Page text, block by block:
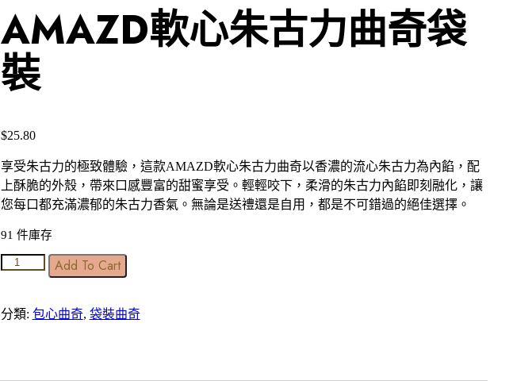
AMAZD軟心朱古力曲奇袋
裝
$25.80
享受朱古力的極致體驗，這款AMAZD軟心朱古力曲奇以香濃的流心朱古力為內餡，配
上酥脆的外殼，帶來口感豐富的甜蜜享受。輕輕咬下，柔滑的朱古力內餡即刻融化，讓
您每口都充滿濃郁的朱古力香氣。無論是送禮還是自用，都是不可錯過的絕佳選擇。
91 件庫存
Add To Cart
分類: 包心曲奇, 袋裝曲奇